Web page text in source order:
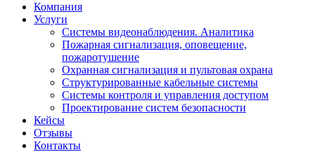
Компания
Услуги
Системы видеонаблюдения. Аналитика
Пожарная сигнализация, оповещение,
пожаротушение
Охранная сигнализация и пультовая охрана
Структурированные кабельные системы
Системы контроля и управления доступом
Проектирование систем безопасности
Кейсы
Отзывы
Контакты